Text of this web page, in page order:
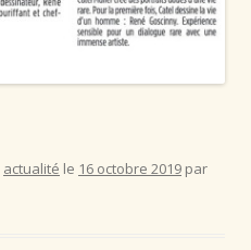
actualité le 16 octobre 2019 par